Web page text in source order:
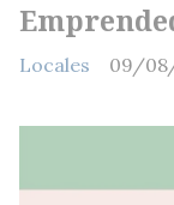
Locales 09/